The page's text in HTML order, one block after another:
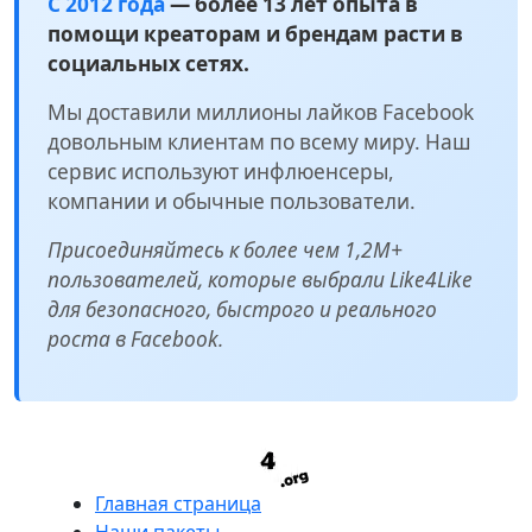
помощи креаторам и брендам расти в
социальных сетях.
Мы доставили миллионы лайков Facebook
довольным клиентам по всему миру. Наш
сервис используют инфлюенсеры,
компании и обычные пользователи.
Присоединяйтесь к более чем 1,2M+
пользователей, которые выбрали Like4Like
для безопасного, быстрого и реального
роста в Facebook.
Главная страница